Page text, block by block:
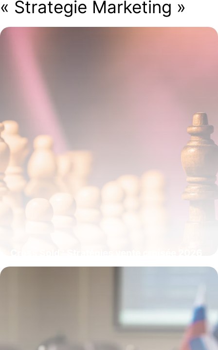
« Strategie Marketing »